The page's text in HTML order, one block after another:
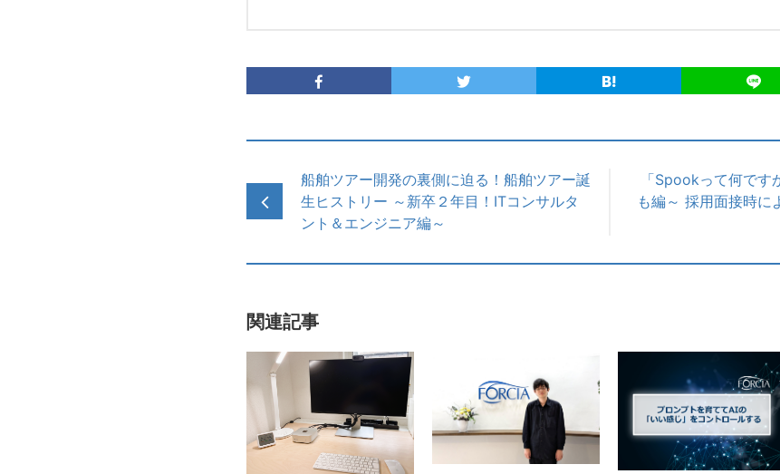
船舶ツアー開発の裏側に迫る！船舶ツアー誕
生ヒストリー ～新卒２年目！ITコンサルタ
ント＆エンジニア編～
「Spookって何です
も編～ 採用面接時に
関連記事